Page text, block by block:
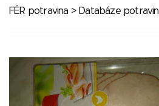
FÉR potravina > Databáze potravin